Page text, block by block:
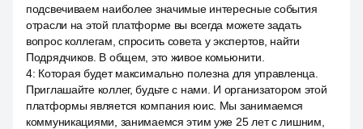
подсвечиваем наиболее значимые интересные события
отрасли на этой платформе вы всегда можете задать
вопрос коллегам, спросить совета у экспертов, найти
Подрядчиков. В общем, это живое комьюнити.
4: Которая будет максимально полезна для управленца.
Приглашайте коллег, будьте с нами. И организатором этой
платформы является компания юис. Мы занимаемся
коммуникациями, занимаемся этим уже 25 лет с лишним,